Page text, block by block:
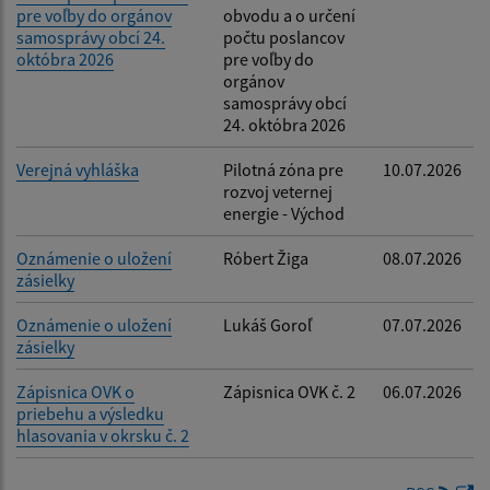
pre voľby do orgánov
samosprávy obcí 24.
októbra 2026
obvodu a o určení
počtu poslancov
pre voľby do
orgánov
samosprávy obcí
24. októbra 2026
Verejná vyhláška
Pilotná zóna pre
rozvoj veternej
energie - Východ
10.07.2026
Oznámenie o uložení
zásielky
Róbert Žiga 08.07.2026
Oznámenie o uložení
zásielky
Lukáš Goroľ 07.07.2026
Zápisnica OVK o
priebehu a výsledku
hlasovania v okrsku č. 2
Zápisnica OVK č. 2 06.07.2026